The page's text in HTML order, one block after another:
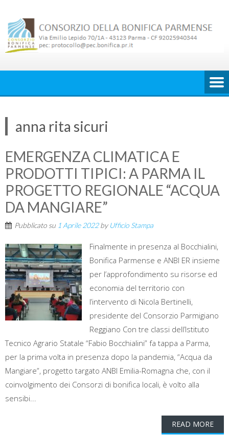
content
anna rita sicuri
EMERGENZA CLIMATICA E
PRODOTTI TIPICI: A PARMA IL
PROGETTO REGIONALE “ACQUA
DA MANGIARE”
Pubblicato su 1 Aprile 2022by Ufficio Stampa
Finalmente in presenza al Bocchialini,
Bonifica Parmense e ANBI ER insieme
per l’approfondimento su risorse ed
economia del territorio con
l’intervento di Nicola Bertinelli,
presidente del Consorzio Parmigiano
Reggiano Con tre classi dell’Istituto
Tecnico Agrario Statale “Fabio Bocchialini” fa tappa a Parma,
per la prima volta in presenza dopo la pandemia, “Acqua da
Mangiare”, progetto targato ANBI Emilia-Romagna che, con il
coinvolgimento dei Consorzi di bonifica locali, è volto alla
sensibi...
READ MORE